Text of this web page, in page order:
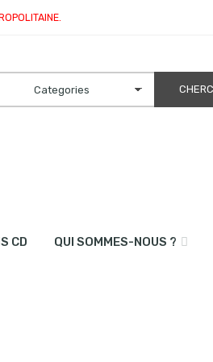
CD QUI SOMMES-NOUS ?